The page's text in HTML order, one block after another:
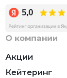
О компании
Акции
Кейтеринг